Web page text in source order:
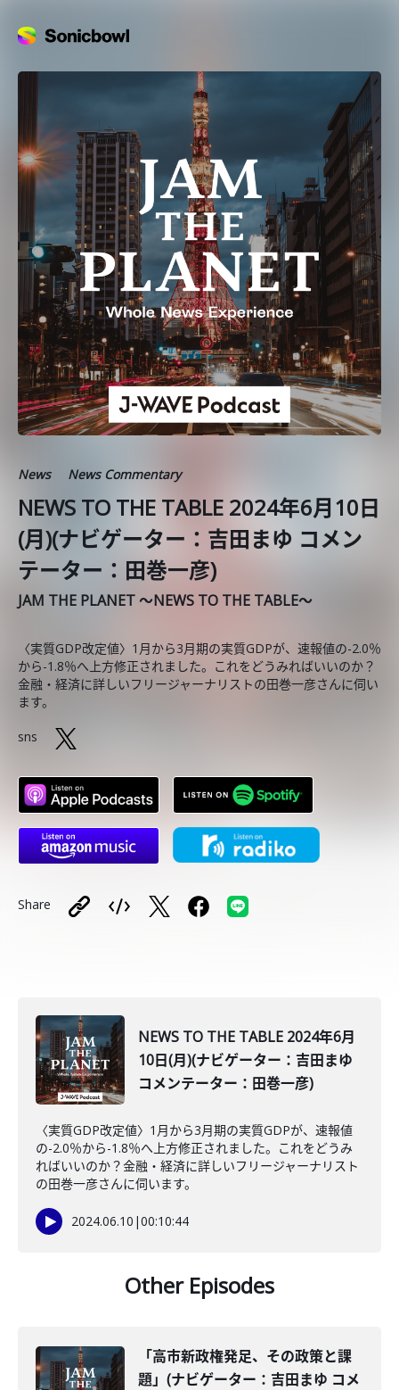
News News Commentary
NEWS TO THE TABLE 2024年6月10日
(月)(ナビゲーター：吉田まゆ コメン
テーター：田巻一彦)
JAM THE PLANET ～NEWS TO THE TABLE～
〈実質GDP改定値〉1月から3月期の実質GDPが、速報値の-2.0％
から-1.8％へ上方修正されました。これをどうみればいいのか？
金融・経済に詳しいフリージャーナリストの田巻一彦さんに伺い
ます。
sns
Share
NEWS TO THE TABLE 2024年6月
10日(月)(ナビゲーター：吉田まゆ
コメンテーター：田巻一彦)
〈実質GDP改定値〉1月から3月期の実質GDPが、速報値
の-2.0％から-1.8％へ上方修正されました。これをどうみ
ればいいのか？金融・経済に詳しいフリージャーナリスト
の田巻一彦さんに伺います。
2024.06.10 |00:10:44
Other Episodes
「高市新政権発足、その政策と課
題」(ナビゲーター：吉田まゆ コメ